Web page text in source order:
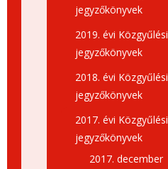
jegyzőkönyvek
2019. évi Közgyűlési
jegyzőkönyvek
2018. évi Közgyűlési
jegyzőkönyvek
2017. évi Közgyűlési
jegyzőkönyvek
2017. december